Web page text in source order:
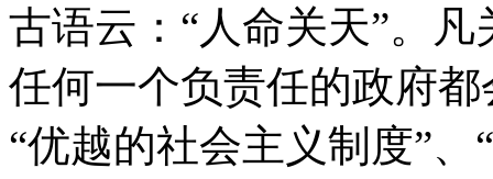
古语云：“人命关天”。
任何一个负责任的政府
“优越的社会主义制度”